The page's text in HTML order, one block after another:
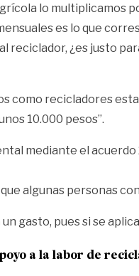
lo multiplicamos
es lo que
¿es justo
como recicladores
10.000 pesos”.
mediante el
algunas personas
gasto, pues si se
a la labor de